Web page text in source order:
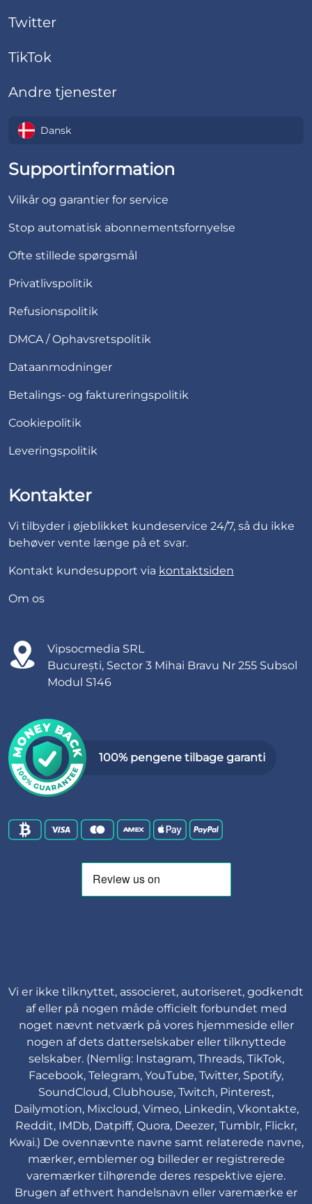
Twitter
TikTok
Andre tjenester
Dansk
Supportinformation
Vilkår og garantier for service
Stop automatisk abonnementsfornyelse
Ofte stillede spørgsmål
Privatlivspolitik
Refusionspolitik
DMCA / Ophavsretspolitik
Dataanmodninger
Betalings- og faktureringspolitik
Cookiepolitik
Leveringspolitik
Kontakter
Vi tilbyder i øjeblikket kundeservice 24/7, så du ikke
behøver vente længe på et svar.
Kontakt kundesupport via kontaktsiden
Om os
Vipsocmedia SRL
București, Sector 3 Mihai Bravu Nr 255 Subsol
Modul S146
100% pengene tilbage garanti
Vi er ikke tilknyttet, associeret, autoriseret, godkendt
af eller på nogen måde officielt forbundet med
noget nævnt netværk på vores hjemmeside eller
nogen af dets datterselskaber eller tilknyttede
selskaber. (Nemlig: Instagram, Threads, TikTok,
Facebook, Telegram, YouTube, Twitter, Spotify,
SoundCloud, Clubhouse, Twitch, Pinterest,
Dailymotion, Mixcloud, Vimeo, Linkedin, Vkontakte,
Reddit, IMDb, Datpiff, Quora, Deezer, Tumblr, Flickr,
Kwai.) De ovennævnte navne samt relaterede navne,
mærker, emblemer og billeder er registrerede
varemærker tilhørende deres respektive ejere.
Brugen af ethvert handelsnavn eller varemærke er